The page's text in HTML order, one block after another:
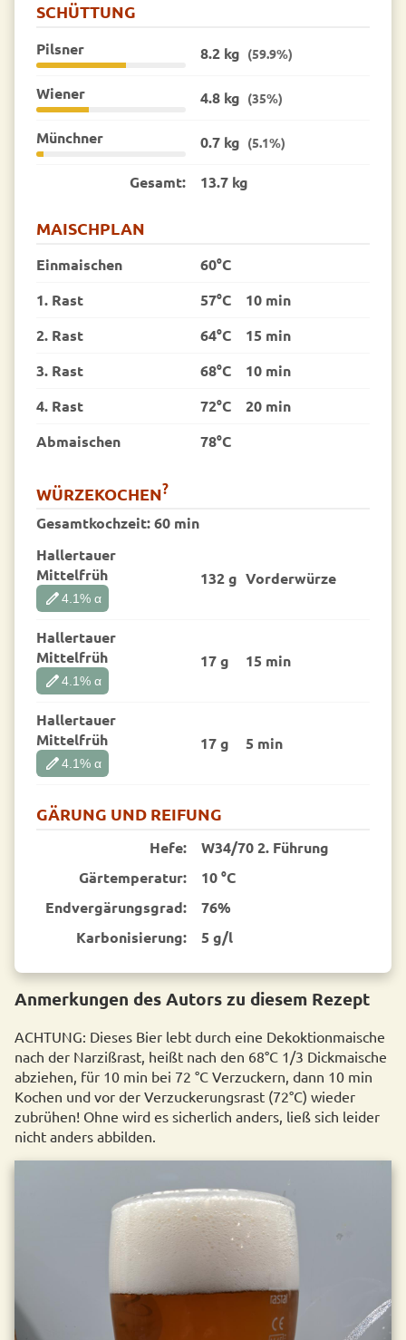
SCHÜTTUNG
Pilsner 8.2 kg (59.9%)
Wiener 4.8 kg (35%)
Münchner 0.7 kg (5.1%)
Gesamt: 13.7 kg
MAISCHPLAN
Einmaischen
60°C
1. Rast
57°C
10 min
2. Rast
64°C
15 min
3. Rast
68°C
10 min
4. Rast
72°C
20 min
Abmaischen
78°C
WÜRZEKOCHEN?
Gesamtkochzeit:60 min
Hallertauer
Mittelfrüh
edit4.1% α
132 g Vorder­würze
Hallertauer
Mittelfrüh
edit4.1% α
17 g 15 min
Hallertauer
Mittelfrüh
edit4.1% α
17 g 5 min
GÄRUNG UND REIFUNG
Hefe:
W34/70 2. Führung
Gärtemperatur:
10 °C
End­vergärungsgrad:
76%
Karbonisierung:
5 g/l
Anmerkungen des Autors zu diesem Rezept
ACHTUNG: Dieses Bier lebt durch eine Dekoktionmaische
nach der Narzißrast, heißt nach den 68°C 1/3 Dickmaische
abziehen, für 10 min bei 72 °C Verzuckern, dann 10 min
Kochen und vor der Verzuckerungsrast (72°C) wieder
zubrühen! Ohne wird es sicherlich anders, ließ sich leider
nicht anders abbilden.